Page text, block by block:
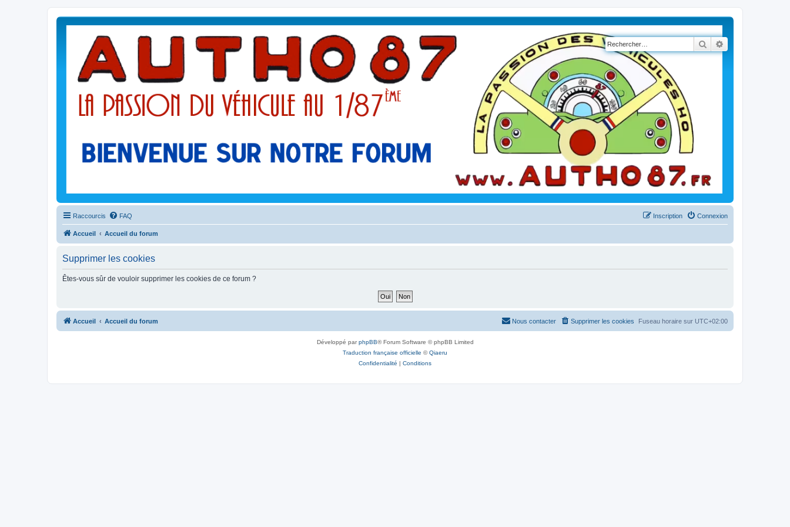
Rechercher
Raccourcis FAQ Connexion
Inscription
Accueil Accueil du forum
Supprimer les cookies
Êtes-vous sûr de vouloir supprimer les cookies de ce forum ?
Accueil Accueil du forum Fuseau horaire sur UTC+02:00
Supprimer les cookies
Nous contacter
Développé parphpBB® Forum Software © phpBB Limited
Traduction française officielle ©Qiaeru
Confidentialité | Conditions